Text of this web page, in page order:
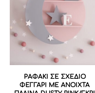
ΡΑΦΑΚΙ ΣΕ ΣΧΕΔΙΟ
ΦΕΓΓΑΡΙ ΜΕ ΑΝΟΙΧΤΑ